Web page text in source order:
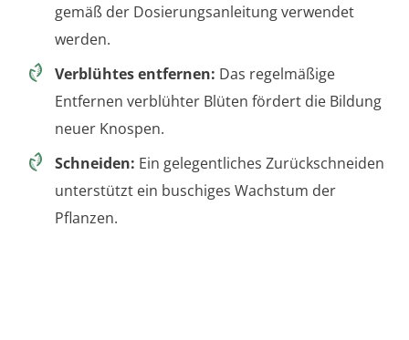
gemäß der Dosierungsanleitung verwendet
werden.
Verblühtes entfernen: Das regelmäßige
Entfernen verblühter Blüten fördert die Bildung
neuer Knospen.
Schneiden: Ein gelegentliches Zurückschneiden
unterstützt ein buschiges Wachstum der
Pflanzen.